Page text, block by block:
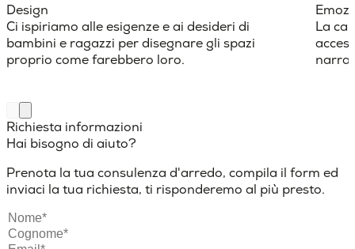
Design
Ci ispiriamo alle esigenze e ai desideri di
bambini e ragazzi per disegnare gli spazi
proprio come farebbero loro.
La
Richiesta informazioni
Hai bisogno di aiuto?
Prenota la tua consulenza d'arredo, compila il form ed
inviaci la tua richiesta, ti risponderemo al più presto.